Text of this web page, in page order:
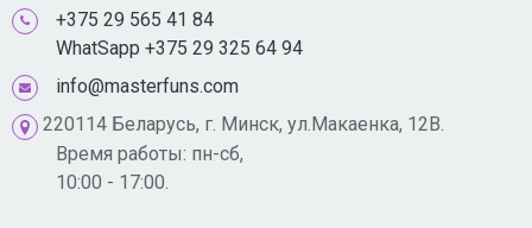
+375 29 565 41 84
WhatSapp +375 29 325 64 94
info@masterfuns.com
220114 Беларусь, г. Минск, ул.Макаенка, 12В.
Время работы: пн-сб,
10:00 - 17:00.